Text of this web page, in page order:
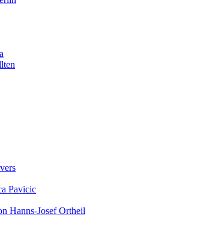
Pavicic
Hanns-Josef Ortheil